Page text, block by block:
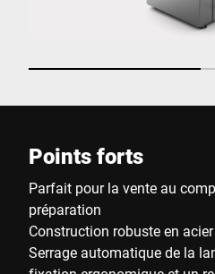
Points forts
Parfait pour la vente au
préparation
Construction robuste en
Serrage automatique de la